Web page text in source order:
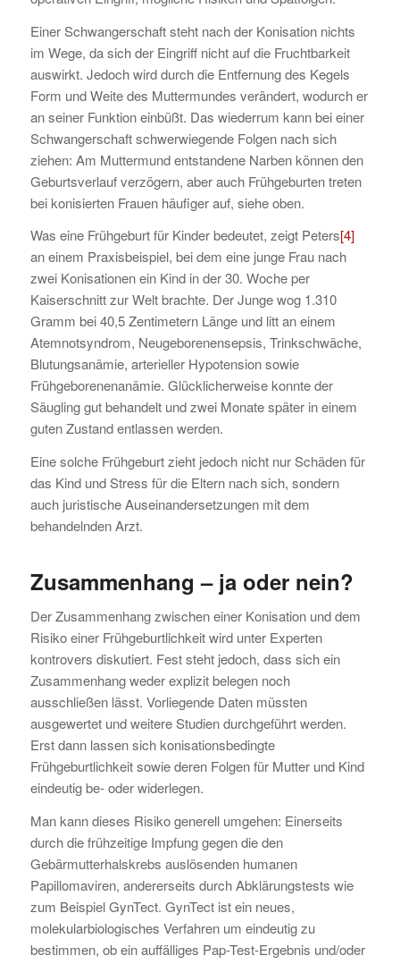
Einer Schwangerschaft steht nach der Konisation nichts
im Wege, da sich der Eingriff nicht auf die Fruchtbarkeit
auswirkt. Jedoch wird durch die Entfernung des Kegels
Form und Weite des Muttermundes verändert, wodurch er
an seiner Funktion einbüßt. Das wiederrum kann bei einer
Schwangerschaft schwerwiegende Folgen nach sich
ziehen: Am Muttermund entstandene Narben können den
Geburtsverlauf verzögern, aber auch Frühgeburten treten
bei konisierten Frauen häufiger auf, siehe oben.
Was eine Frühgeburt für Kinder bedeutet, zeigt Peters[4]
an einem Praxisbeispiel, bei dem eine junge Frau nach
zwei Konisationen ein Kind in der 30. Woche per
Kaiserschnitt zur Welt brachte. Der Junge wog 1.310
Gramm bei 40,5 Zentimetern Länge und litt an einem
Atemnotsyndrom, Neugeborenensepsis, Trinkschwäche,
Blutungsanämie, arterieller Hypotension sowie
Frühgeborenenanämie. Glücklicherweise konnte der
Säugling gut behandelt und zwei Monate später in einem
guten Zustand entlassen werden.
Eine solche Frühgeburt zieht jedoch nicht nur Schäden für
das Kind und Stress für die Eltern nach sich, sondern
auch juristische Auseinandersetzungen mit dem
behandelnden Arzt.
Zusammenhang – ja oder nein?
Der Zusammenhang zwischen einer Konisation und dem
Risiko einer Frühgeburtlichkeit wird unter Experten
kontrovers diskutiert. Fest steht jedoch, dass sich ein
Zusammenhang weder explizit belegen noch
ausschließen lässt. Vorliegende Daten müssten
ausgewertet und weitere Studien durchgeführt werden.
Erst dann lassen sich konisationsbedingte
Frühgeburtlichkeit sowie deren Folgen für Mutter und Kind
eindeutig be- oder widerlegen.
Man kann dieses Risiko generell umgehen: Einerseits
durch die frühzeitige Impfung gegen die den
Gebärmutterhalskrebs auslösenden humanen
Papillomaviren, andererseits durch Abklärungstests wie
zum Beispiel GynTect. GynTect ist ein neues,
molekularbiologisches Verfahren um eindeutig zu
bestimmen, ob ein auffälliges Pap-Test-Ergebnis und/oder